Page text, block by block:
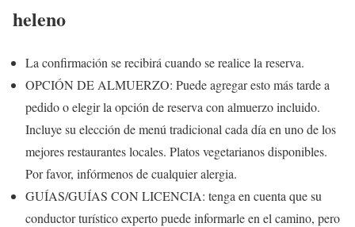
heleno
La confirmación se recibirá cuando se realice la reserva.
OPCIÓN DE ALMUERZO: Puede agregar esto más tarde a
pedido o elegir la opción de reserva con almuerzo incluido.
Incluye su elección de menú tradicional cada día en uno de los
mejores restaurantes locales. Platos vegetarianos disponibles.
Por favor, infórmenos de cualquier alergia.
GUÍAS/GUÍAS CON LICENCIA: tenga en cuenta que su
conductor turístico experto puede informarle en el camino, pero